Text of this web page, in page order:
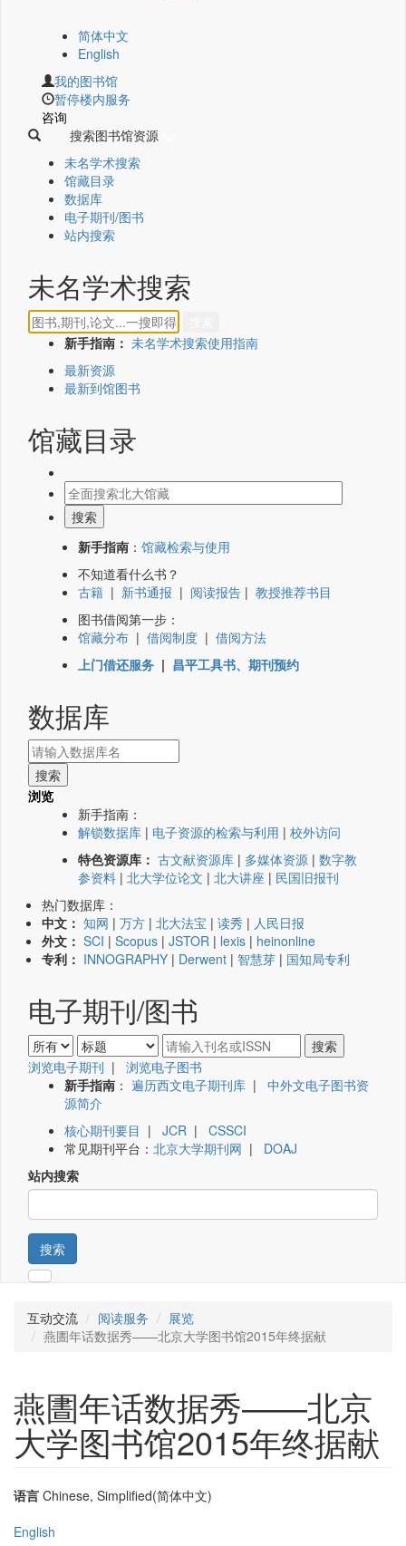
简体中文
English
我的图书馆
暂停楼内服务
咨询
搜索图书馆资源
未名学术搜索
馆藏目录
数据库
电子期刊/图书
站内搜索
未名学术搜索
新手指南： 未名学术搜索使用指南
最新资源
最新到馆图书
馆藏目录
新手指南 ： 馆藏检索与使用
不知道看什么书？
古籍 | 新书通报 | 阅读报告 | 教授推荐书目
图书借阅第一步：
馆藏分布 | 借阅制度 | 借阅方法
上门借还服务 | 昌平工具书、期刊预约
数据库
浏览
新手指南：
解锁数据库 | 电子资源的检索与利用 | 校外访问
特色资源库： 古文献资源库 | 多媒体资源 | 数字教
参资料 | 北大学位论文 | 北大讲座 | 民国旧报刊
热门数据库：
中文： 知网 | 万方 | 北大法宝 | 读秀 | 人民日报
外文： SCI | Scopus | JSTOR | lexis | heinonline
专利： INNOGRAPHY | Derwent | 智慧芽 | 国知局专利
电子期刊/图书
浏览电子期刊 | 浏览电子图书
新手指南 ： 遍历西文电子期刊库 | 中外文电子图书资
源简介
核心期刊要目 | JCR | CSSCI
常见期刊平台： 北京大学期刊网 | DOAJ
站内搜索
搜索
互动交流 阅读服务
展览
燕圕年话数据秀——北京大学图书馆2015年终据献
燕圕年话数据秀——北京
大学图书馆2015年终据献
语言 Chinese, Simplified(简体中文)
English